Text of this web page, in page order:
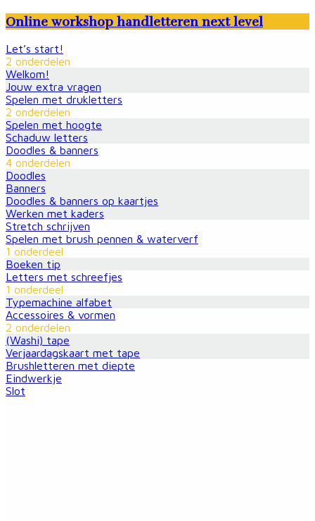
Online workshop handletteren next level
Let’s start!
2 onderdelen
Welkom!
Jouw extra vragen
Spelen met drukletters
2 onderdelen
Spelen met hoogte
Schaduw letters
Doodles & banners
4 onderdelen
Doodles
Banners
Doodles & banners op kaartjes
Werken met kaders
Stretch schrijven
Spelen met brush pennen & waterverf
1 onderdeel
Boeken tip
Letters met schreefjes
1 onderdeel
Typemachine alfabet
Accessoires & vormen
2 onderdelen
(Washi) tape
Verjaardagskaart met tape
Brushletteren met diepte
Eindwerkje
Slot